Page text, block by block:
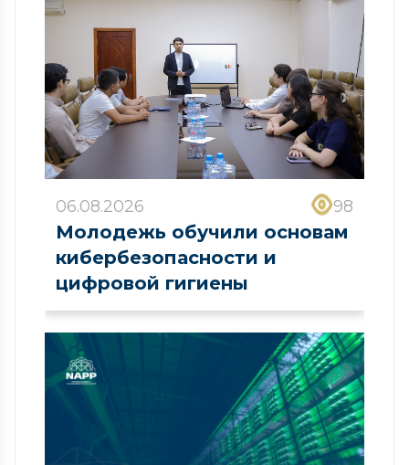
06.08.2026 98
Молодежь обучили основам
кибербезопасности и
цифровой гигиены